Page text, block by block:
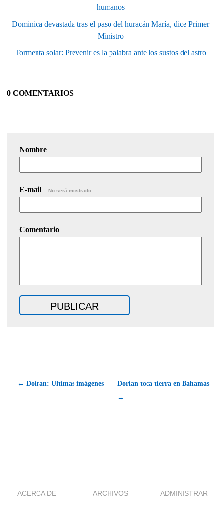
humanos
Dominica devastada tras el paso del huracán María, dice Primer
Ministro
Tormenta solar: Prevenir es la palabra ante los sustos del astro
0 COMENTARIOS
Nombre
E-mail No será mostrado.
Comentario
← Doiran: Ultimas imágenes
Dorian toca tierra en Bahamas
→
ACERCA DE ARCHIVOS ADMINISTRAR